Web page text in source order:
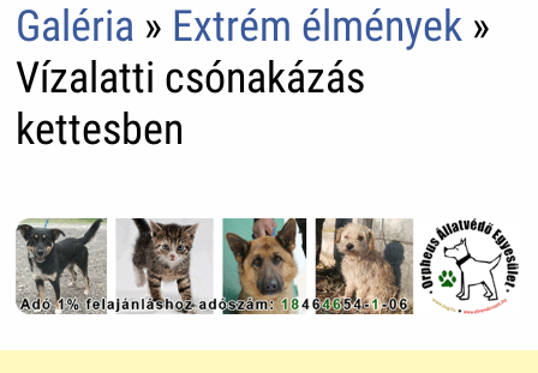
Galéria » Extrém élmények»
Vízalatti csónakázás
kettesben